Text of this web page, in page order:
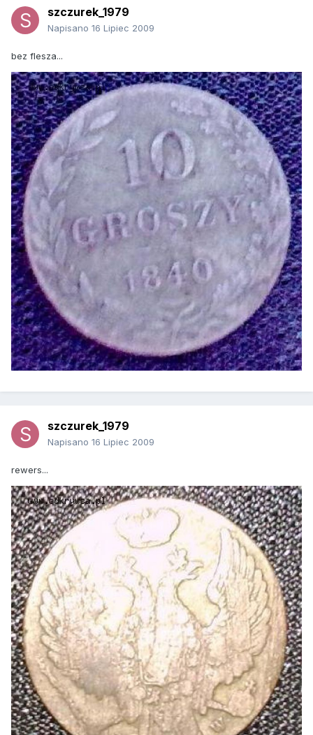
szczurek_1979
Napisano 16 Lipiec 2009
bez flesza...
szczurek_1979
Napisano 16 Lipiec 2009
rewers...